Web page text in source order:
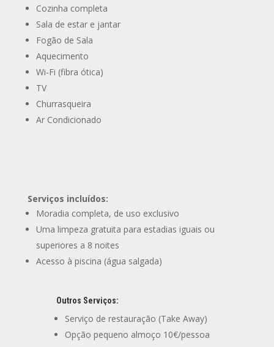
Cozinha completa
Sala de estar e jantar
Fogão de Sala
Aquecimento
Wi-Fi (fibra ótica)
TV
Churrasqueira
Ar Condicionado
Serviços incluídos:
Moradia completa, de uso exclusivo
Uma limpeza gratuita para estadias iguais ou
superiores a 8 noites
Acesso à piscina (água salgada)
Outros Serviços:
Serviço de restauração (Take Away)
Opção pequeno almoço 10€/pessoa